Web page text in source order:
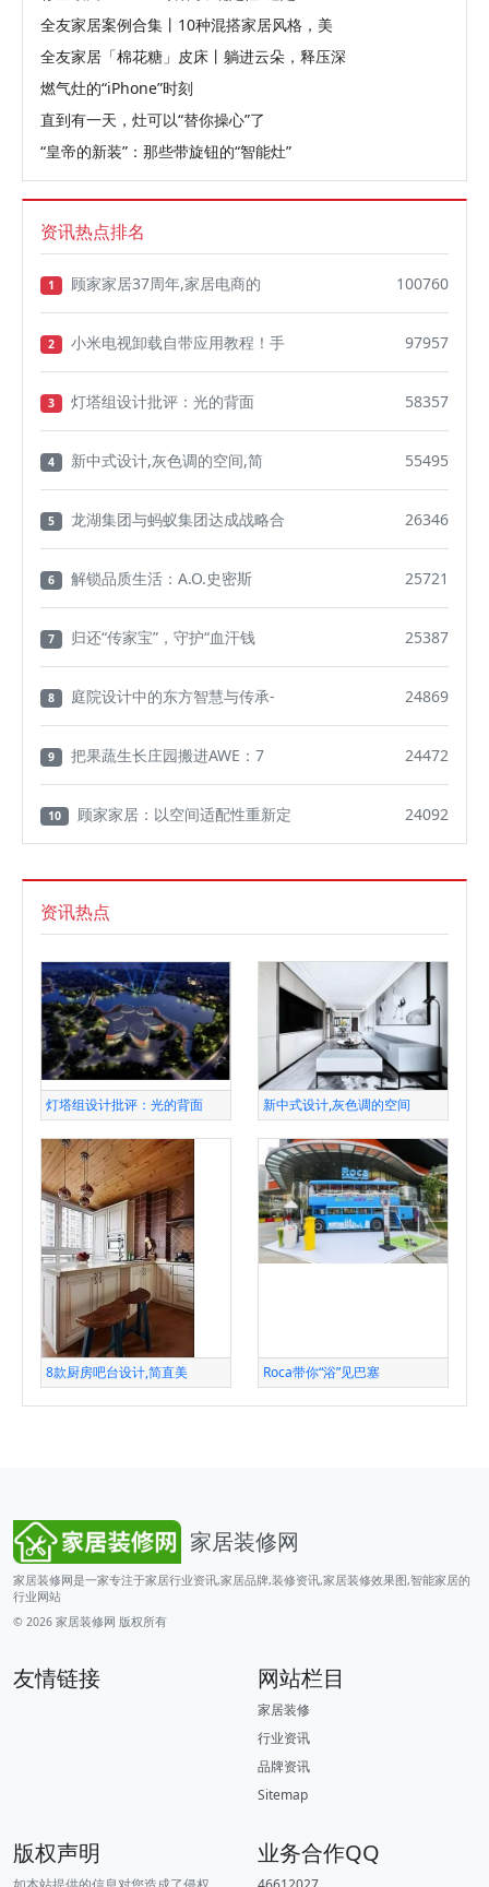
全友家居案例合集丨10种混搭家居风格，美
全友家居「棉花糖」皮床丨躺进云朵，释压深
燃气灶的“iPhone”时刻
直到有一天，灶可以“替你操心”了
“皇帝的新装”：那些带旋钮的“智能灶”
资讯热点排名
1 顾家家居37周年,家居电商的 100760
2 小米电视卸载自带应用教程！手 97957
3 灯塔组设计批评：光的背面 58357
4 新中式设计,灰色调的空间,简 55495
5 龙湖集团与蚂蚁集团达成战略合 26346
6 解锁品质生活：A.O.史密斯 25721
7 归还“传家宝”，守护“血汗钱 25387
8 庭院设计中的东方智慧与传承- 24869
9 把果蔬生长庄园搬进AWE：7 24472
10 顾家家居：以空间适配性重新定 24092
资讯热点
灯塔组设计批评：光的背面 新中式设计,灰色调的空间
8款厨房吧台设计,简直美 Roca带你“浴”见巴塞
家居装修网
家居装修网是一家专注于家居行业资讯,家居品牌,装修资讯,家居装修效果图,智能家居的
行业网站
© 2026 家居装修网 版权所有
友情链接 网站栏目
家居装修
行业资讯
品牌资讯
Sitemap
版权声明 业务合作QQ